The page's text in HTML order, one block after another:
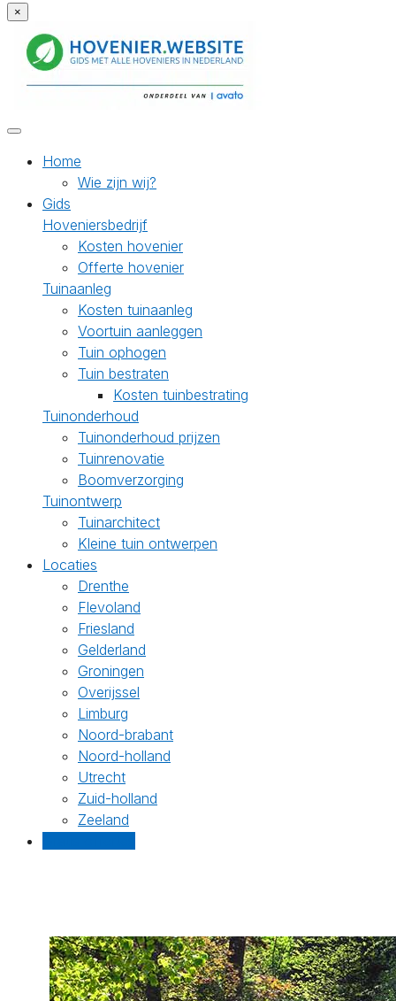
×
Home
Wie zijn wij?
Gids
Hoveniersbedrijf
Kosten hovenier
Offerte hovenier
Tuinaanleg
Kosten tuinaanleg
Voortuin aanleggen
Tuin ophogen
Tuin bestraten
Kosten tuinbestrating
Tuinonderhoud
Tuinonderhoud prijzen
Tuinrenovatie
Boomverzorging
Tuinontwerp
Tuinarchitect
Kleine tuin ontwerpen
Locaties
Drenthe
Flevoland
Friesland
Gelderland
Groningen
Overijssel
Limburg
Noord-brabant
Noord-holland
Utrecht
Zuid-holland
Zeeland